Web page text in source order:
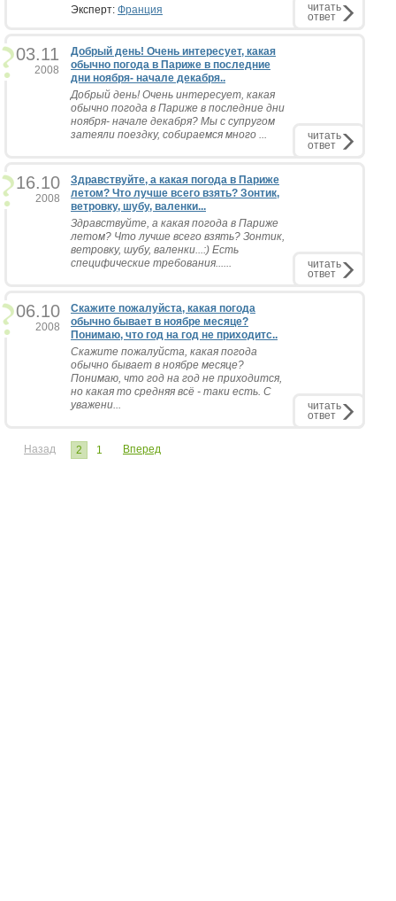
Эксперт: Франция читать
ответ
03.11
2008
Добрый день! Очень интересует, какая
обычно погода в Париже в последние
дни ноября- начале декабря..
Добрый день! Очень интересует, какая
обычно погода в Париже в последние дни
ноября- начале декабря? Мы с супругом
затеяли поездку, собираемся много ...
читать
ответ
16.10
2008
Здравствуйте, а какая погода в Париже
летом? Что лучше всего взять? Зонтик,
ветровку, шубу, валенки...
Здравствуйте, а какая погода в Париже
летом? Что лучше всего взять? Зонтик,
ветровку, шубу, валенки...:) Есть
специфические требования......
читать
ответ
06.10
2008
Скажите пожалуйста, какая погода
обычно бывает в ноябре месяце?
Понимаю, что год на год не приходитс..
Скажите пожалуйста, какая погода
обычно бывает в ноябре месяце?
Понимаю, что год на год не приходится,
но какая то средняя всё - таки есть. С
уважени...
читать
ответ
Назад 2 1 Вперед